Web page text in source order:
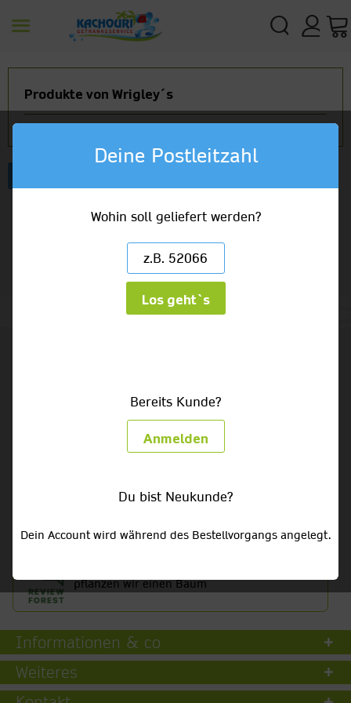
Produkte von Wrigley´s
Getränke HEUTE bestellt - HEUTE geliefert!
Getränke- & Partylieferservice für Privat, Gewerbe &
Liefergebiet:
pflanzen wir einen Baum
Informationen & co
Weiteres
Deine Postleitzahl
Wohin soll geliefert werden?
Los geht`s
Bereits Kunde?
Anmelden
Du bist Neukunde?
Dein Account wird während des Bestellvorgangs angelegt.